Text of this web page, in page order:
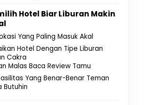
Hotel Biar Liburan Makin
Yang Paling Masuk Akal
Hotel Dengan Tipe Liburan
Cakra
Malas Baca Review Tamu
Yang Benar-Benar Teman
Butuhin